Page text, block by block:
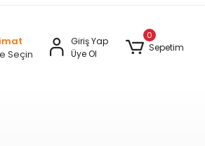
Seçin
Giriş Yap
Üye Ol
0
Sepetim